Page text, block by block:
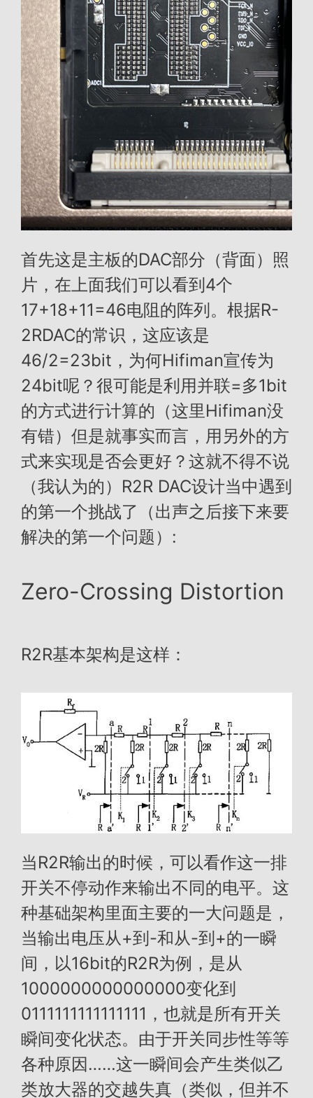
首先这是主板的DAC部分（背面）照
片，在上面我们可以看到4个
17+18+11=46电阻的阵列。根据R-
2RDAC的常识，这应该是
46/2=23bit，为何Hifiman宣传为
24bit呢？很可能是利用并联=多1bit
的方式进行计算的（这里Hifiman没
有错）但是就事实而言，用另外的方
式来实现是否会更好？这就不得不说
（我认为的）R2R DAC设计当中遇到
的第一个挑战了（出声之后接下来要
解决的第一个问题）:
Zero-Crossing Distortion
R2R基本架构是这样：
当R2R输出的时候，可以看作这一排
开关不停动作来输出不同的电平。这
种基础架构里面主要的一大问题是，
当输出电压从+到-和从-到+的一瞬
间，以16bit的R2R为例，是从
1000000000000000变化到
0111111111111111，也就是所有开关
瞬间变化状态。由于开关同步性等等
各种原因……这一瞬间会产生类似乙
类放大器的交越失真（类似，但并不